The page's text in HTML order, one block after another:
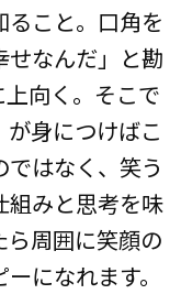
ること。口角を
せなんだ」と勘
向く。そこで
身につけばこ
はなく、笑う
組みと思考を味
周囲に笑顔の
になれます。